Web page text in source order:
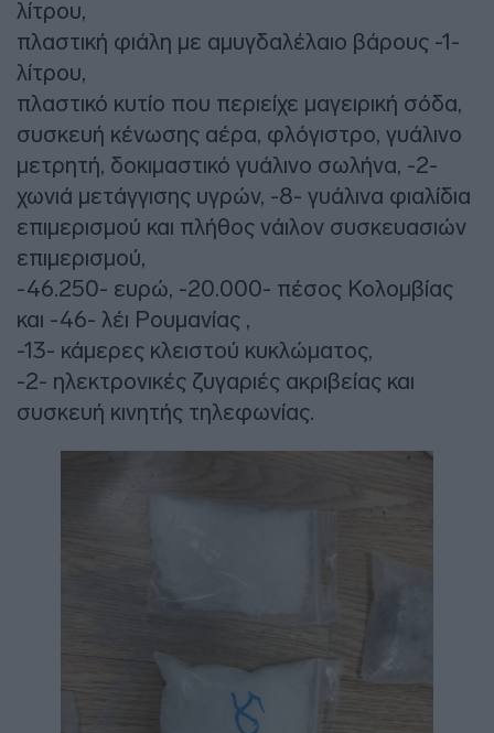
λίτρου,
πλαστική φιάλη με αμυγδαλέλαιο βάρους -1-
λίτρου,
πλαστικό κυτίο που περιείχε μαγειρική σόδα,
συσκευή κένωσης αέρα, φλόγιστρο, γυάλινο
μετρητή, δοκιμαστικό γυάλινο σωλήνα, -2-
χωνιά μετάγγισης υγρών, -8- γυάλινα φιαλίδια
επιμερισμού και πλήθος νάιλον συσκευασιών
επιμερισμού,
-46.250- ευρώ, -20.000- πέσος Κολομβίας
και -46- λέι Ρουμανίας ,
-13- κάμερες κλειστού κυκλώματος,
-2- ηλεκτρονικές ζυγαριές ακριβείας και
συσκευή κινητής τηλεφωνίας.